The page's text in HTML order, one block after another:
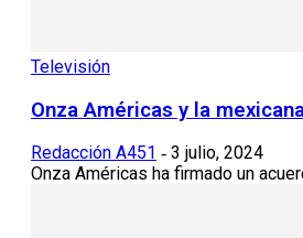
Televisión
Onza Américas y la
Redacción A451 - 3 julio, 2024
Onza Américas ha firmado un